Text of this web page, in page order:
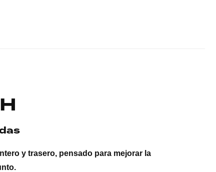
y trasero, pensado para mejorar la